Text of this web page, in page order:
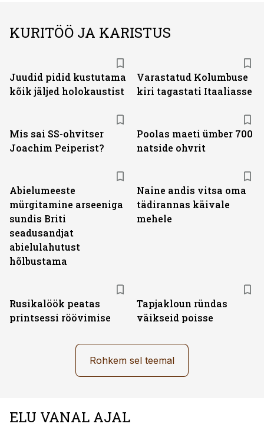
KURITÖÖ JA KARISTUS
Juudid pidid kustutama
kõik jäljed holokaustist
Varastatud Kolumbuse
kiri tagastati Itaaliasse
Mis sai SS-ohvitser
Joachim Peiperist?
Poolas maeti ümber 700
natside ohvrit
Abielumeeste
mürgitamine arseeniga
sundis Briti
seadusandjat
abielulahutust
hõlbustama
Naine andis vitsa oma
tädirannas käivale
mehele
Rusikalöök peatas
printsessi röövimise
Tapjakloun ründas
väikseid poisse
Rohkem sel teemal
ELU VANAL AJAL